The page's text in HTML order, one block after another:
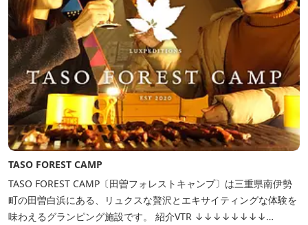
TASO FOREST CAMP
TASO FOREST CAMP〔田曽フォレストキャンプ〕は三重県南伊勢
町の田曽白浜にある、リュクスな贅沢とエキサイティングな体験を
味わえるグランピング施設です。 紹介VTR ↓↓↓↓↓↓↓↓